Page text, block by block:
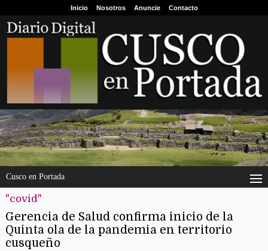
Inicio Nosotros Anuncie Contacto
Cusco en Portada
"covid"
Gerencia de Salud confirma inicio de la
Quinta ola de la pandemia en territorio
cusqueño